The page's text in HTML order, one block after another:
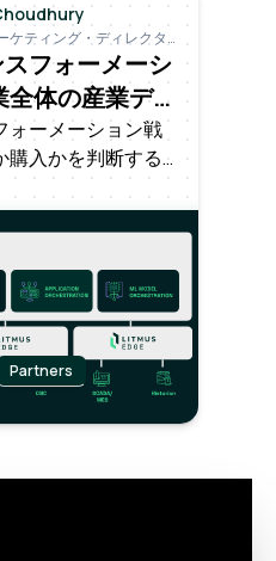
ケティング・ディレクタ
フォーメーシ
体の産業デー
ォーメーション戦
購入かを判断する
。イノベーショ
ンスを取り、長期
成長を促進する
要です。十分な情
権を握る選択をし
Partners